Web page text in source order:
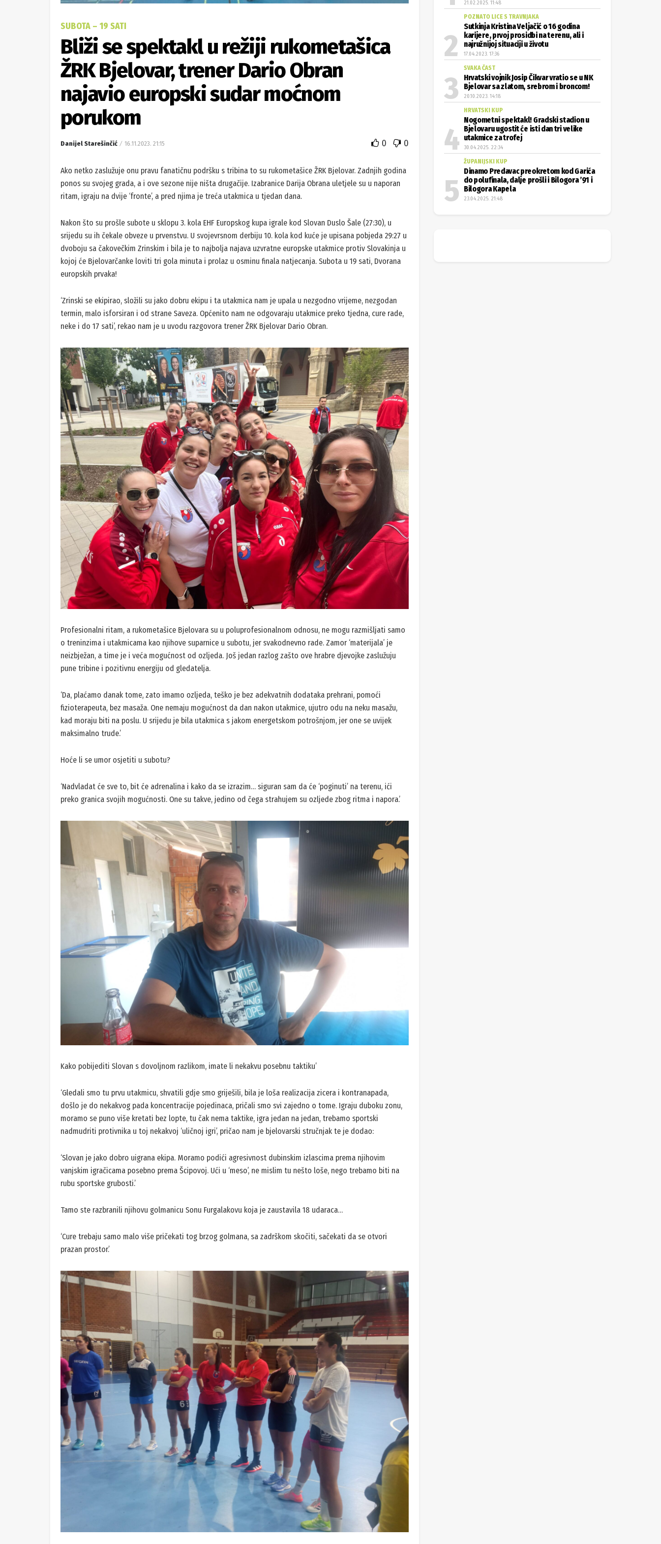
SUBOTA – 19 SATI
Bliži se spektakl u režiji rukometašica
ŽRK Bjelovar, trener Dario Obran
najavio europski sudar moćnom
porukom
Danijel Starešinčić 16.11.2023. 21:15 0 0
Ako netko zaslužuje onu pravu fanatičnu podršku s tribina to su rukometašice ŽRK Bjelovar. Zadnjih godina
ponos su svojeg grada, a i ove sezone nije ništa drugačije. Izabranice Darija Obrana uletjele su u naporan
ritam, igraju na dvije ‘fronte’, a pred njima je treća utakmica u tjedan dana.
Nakon što su prošle subote u sklopu 3. kola EHF Europskog kupa igrale kod Slovan Duslo Šale (27:30), u
srijedu su ih čekale obveze u prvenstvu. U svojevrsnom derbiju 10. kola kod kuće je upisana pobjeda 29:27 u
dvoboju sa čakovečkim Zrinskim i bila je to najbolja najava uzvratne europske utakmice protiv Slovakinja u
kojoj će Bjelovarčanke loviti tri gola minuta i prolaz u osminu finala natjecanja. Subota u 19 sati, Dvorana
europskih prvaka!
‘Zrinski se ekipirao, složili su jako dobru ekipu i ta utakmica nam je upala u nezgodno vrijeme, nezgodan
termin, malo isforsiran i od strane Saveza. Općenito nam ne odgovaraju utakmice preko tjedna, cure rade,
neke i do 17 sati’, rekao nam je u uvodu razgovora trener ŽRK Bjelovar Dario Obran.
Profesionalni ritam, a rukometašice Bjelovara su u poluprofesionalnom odnosu, ne mogu razmišljati samo
o treninzima i utakmicama kao njihove suparnice u subotu, jer svakodnevno rade. Zamor ‘materijala’ je
neizbježan, a time je i veća mogućnost od ozljeda. Još jedan razlog zašto ove hrabre djevojke zaslužuju
pune tribine i pozitivnu energiju od gledatelja.
‘Da, plaćamo danak tome, zato imamo ozljeda, teško je bez adekvatnih dodataka prehrani, pomoći
fizioterapeuta, bez masaža. One nemaju mogućnost da dan nakon utakmice, ujutro odu na neku masažu,
kad moraju biti na poslu. U srijedu je bila utakmica s jakom energetskom potrošnjom, jer one se uvijek
maksimalno trude.’
Hoće li se umor osjetiti u subotu?
‘Nadvladat će sve to, bit će adrenalina i kako da se izrazim… siguran sam da će ‘poginuti’ na terenu, ići
preko granica svojih mogućnosti. One su takve, jedino od čega strahujem su ozljede zbog ritma i napora.’
Kako pobijediti Slovan s dovoljnom razlikom, imate li nekakvu posebnu taktiku’
‘Gledali smo tu prvu utakmicu, shvatili gdje smo griješili, bila je loša realizacija zicera i kontranapada,
došlo je do nekakvog pada koncentracije pojedinaca, pričali smo svi zajedno o tome. Igraju duboku zonu,
moramo se puno više kretati bez lopte, tu čak nema taktike, igra jedan na jedan, trebamo sportski
nadmudriti protivnika u toj nekakvoj ‘uličnoj igri’, pričao nam je bjelovarski stručnjak te je dodao:
‘Slovan je jako dobro uigrana ekipa. Moramo podići agresivnost dubinskim izlascima prema njihovim
vanjskim igračicama posebno prema Šcipovoj. Ući u ‘meso’, ne mislim tu nešto loše, nego trebamo biti na
rubu sportske grubosti.’
Tamo ste razbranili njihovu golmanicu Sonu Furgalakovu koja je zaustavila 18 udaraca…
‘Cure trebaju samo malo više pričekati tog brzog golmana, sa zadrškom skočiti, sačekati da se otvori
prazan prostor.’
21.02.2025. 11:48
POZNATO LICE S TRAVNJAKA
Sutkinja Kristina Veljačić o 16 godina
karijere, prvoj prosidbi na terenu, ali i
najružnijoj situaciji u životu
17.04.2023. 17:36
SVAKA ČAST
Hrvatski vojnik Josip Čikvar vratio se u NK
Bjelovar sa zlatom, srebrom i broncom!
20.10.2023. 14:18
HRVATSKI KUP
Nogometni spektakl! Gradski stadion u
Bjelovaru ugostit će isti dan tri velike
utakmice za trofej
30.04.2025. 22:34
ŽUPANIJSKI KUP
Dinamo Predavac preokretom kod Garića
do polufinala, dalje prošli i Bilogora ’91 i
Bilogora Kapela
23.04.2025. 21:48